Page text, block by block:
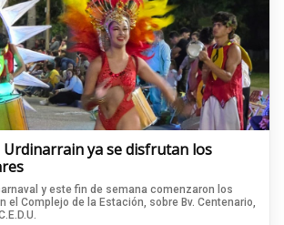
Urdinarrain ya se disfrutan los
y este fin de semana comenzaron los
el Complejo de la Estación, sobre Bv. Centenario,